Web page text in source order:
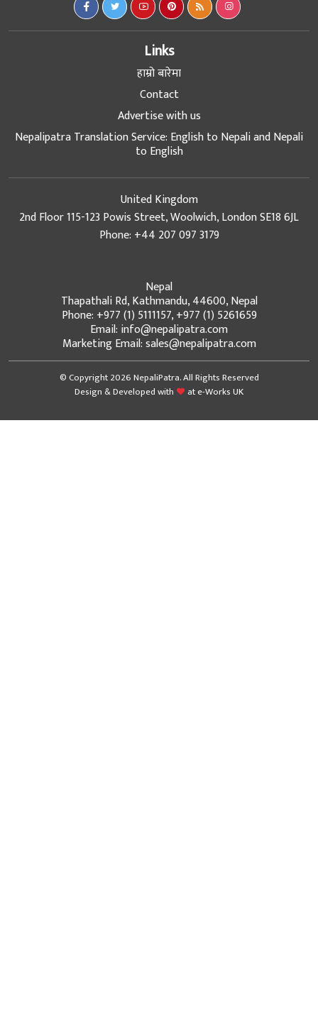
Links
हाम्रो बारेमा
Contact
Advertise with us
Nepalipatra Translation Service: English to Nepali and Nepali
to English
United Kingdom
2nd Floor 115-123 Powis Street, Woolwich, London SE18 6JL
Phone: +44 207 097 3179
Nepal
Thapathali Rd, Kathmandu, 44600, Nepal
Phone: +977 (1) 5111157, +977 (1) 5261659
Email: info@nepalipatra.com
Marketing Email: sales@nepalipatra.com
© Copyright 2026 NepaliPatra. All Rights Reserved
Design & Developed with
ate-Works UK